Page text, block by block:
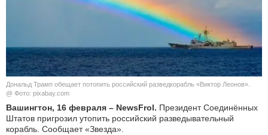
КУЛЬТУРА
СПОРТ
АВТО И МОТО
Дональд Трамп обещает потопить российский разведкорабль «Виктор Леонов».
@ Фото: pixabay.com
Вашингтон, 16 февраля – NewsFrol. Президент Соединённых
Штатов пригрозил утопить российский разведывательный
корабль. Сообщает «Звезда».